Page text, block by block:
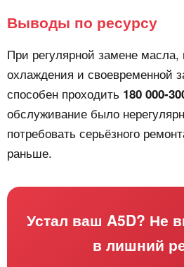
Выводы по ресурсу
При регулярной замене
охлаждения и своевременной
способен проходить 180 000-
обслуживание было
потребовать серьёзного
раньше.
Устал ваш A5D? Не
в лишний